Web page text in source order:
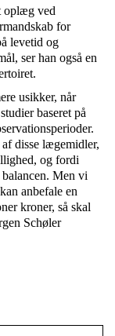
oplæg ved
for
levetid og
ser han også en
usikker, når
baseret på
disse lægemidler,
og fordi
Men vi
anbefale en
kroner, så skal
Schøler